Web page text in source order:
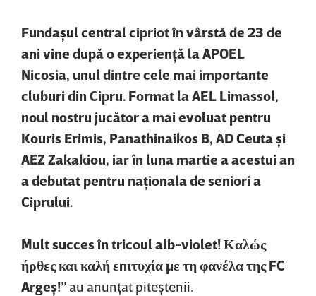
Fundaşul central cipriot în vârstă de 23 de
ani vine după o experienţă la APOEL
Nicosia, unul dintre cele mai importante
cluburi din Cipru. Format la AEL Limassol,
noul nostru jucător a mai evoluat pentru
Kouris Erimis, Panathinaikos B, AD Ceuta şi
AEZ Zakakiou, iar în luna martie a acestui an
a debutat pentru naţionala de seniori a
Ciprului.
Mult succes în tricoul alb-violet! Καλώς
ήρθες και καλή επιτυχία με τη φανέλα της FC
Argeş!”au anunţat piteştenii.